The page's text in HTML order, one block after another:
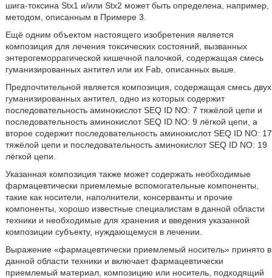
шига-токсина Stx1 и/или Stx2 может быть определена, например,
методом, описанным в Примере 3.
Ещё одним объектом настоящего изобретения является
композиция для лечения токсических состояний, вызванных
энтерогеморрагической кишечной палочкой, содержащая смесь
гуманизированных антител или их Fab, описанных выше.
Предпочтительной является композиция, содержащая смесь двух
гуманизированных антител, одно из которых содержит
последовательность аминокислот SEQ ID NO: 7 тяжёлой цепи и
последовательность аминокислот SEQ ID NO: 9 лёгкой цепи, а
второе содержит последовательность аминокислот SEQ ID NO: 17
тяжёлой цепи и последовательность аминокислот SEQ ID NO: 19
лёгкой цепи.
Указанная композиция также может содержать необходимые
фармацевтически приемлемые вспомогательные компоненты,
такие как носители, наполнители, консерванты и прочие
компоненты, хорошо известные специалистам в данной области
техники и необходимые для хранения и введения указанной
композиции субъекту, нуждающемуся в лечении.
Выражение «фармацевтически приемлемый носитель» принято в
данной области техники и включает фармацевтически
приемлемый материал, композицию или носитель, подходящий